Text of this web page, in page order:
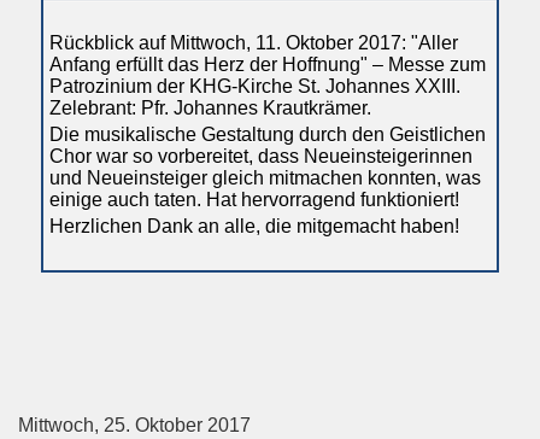
Rückblick auf Mittwoch, 11. Oktober 2017: "Aller
Anfang erfüllt das Herz der Hoffnung" – Messe zum
Patrozinium der KHG-Kirche St. Johannes XXIII.
Zelebrant: Pfr. Johannes Krautkrämer.
Die musikalische Gestaltung durch den Geistlichen
Chor war so vorbereitet, dass Neueinsteigerinnen
und Neueinsteiger gleich mitmachen konnten, was
einige auch taten. Hat hervorragend funktioniert!
Herzlichen Dank an alle, die mitgemacht haben!
Mittwoch, 25. Oktober 2017